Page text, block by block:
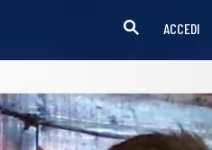
ACCEDI